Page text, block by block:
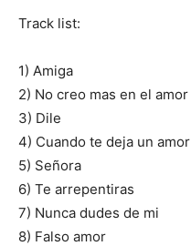
Track list:
1) Amiga
2) No creo mas en el amor
3) Dile
4) Cuando te deja un amor
5) Señora
6) Te arrepentiras
7) Nunca dudes de mi
8) Falso amor